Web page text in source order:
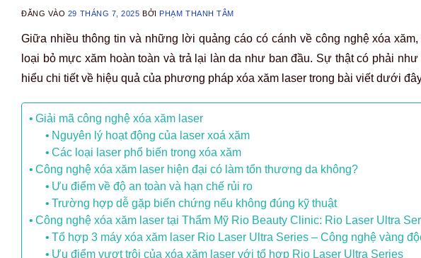
ĐĂNG VÀO 29 THÁNG 7, 2025 BỞI PHẠM THANH TÂM
Giữa nhiều thông tin và những lời quảng cáo có cánh về công nghệ xóa
loại bỏ mực xăm hoàn toàn và trả lại làn da như ban đầu. Sự thật có phải như
hiểu chi tiết về hiệu quả của phương pháp xóa xăm laser trong bài viết dưới
Giải mã công nghệ xóa xăm laser
Nguyên lý hoạt động của laser xoá xăm
Các loại laser phổ biến trong xóa xăm
Công nghệ xóa xăm laser hiện đại có làm tổn thương da không?
Ưu điểm về độ an toàn và hạn chế rủi ro
Trường hợp dễ gặp biến chứng nếu không đúng kỹ thuật
Công nghệ xóa xăm laser tại Thẩm Mỹ Rio Beauty Clinic: Rio Laser Ultra
Tổ hợp 3 máy xóa xăm laser Rio Laser Ultra Series – Công nghệ vàng
Ưu điểm vượt trội của xóa xăm laser với tổ hợp Rio Laser Ultra Series